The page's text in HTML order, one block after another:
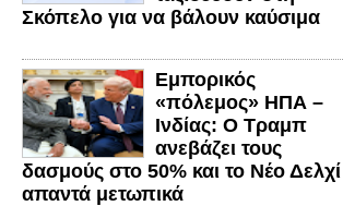
Σκόπελο για να βάλουν καύσιμα
Εμπορικός
«πόλεμος» ΗΠΑ –
Ινδίας: Ο Τραμπ
ανεβάζει τους
δασμούς στο 50% και το Νέο Δελχί
απαντά μετωπικά